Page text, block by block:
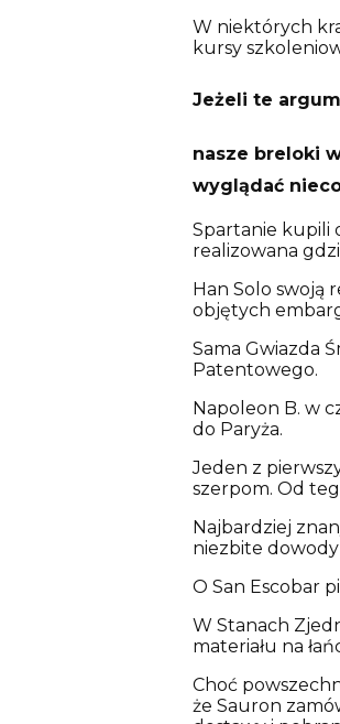
W niektórych
kursy
Jeżeli te
nasze breloki
wyglądać
Spartanie kupili
realizowana
Han Solo swoją
objętych
Sama Gwiazda
Patentowego.
Napoleon B. w
do Paryża.
Jeden z
szerpom. Od
Najbardziej
niezbite
O San Escobar
W Stanach
materiału na
Choć
że Sauron